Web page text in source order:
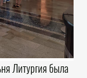
Литургия была